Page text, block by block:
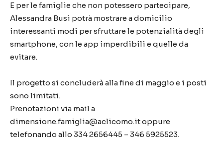
E per le famiglie che non potessero partecipare,
Alessandra Busi potrà mostrare a domicilio
interessanti modi per sfruttare le potenzialità degli
smartphone, con le app imperdibili e quelle da
evitare.
Il progetto si concluderà alla fine di maggio e i posti
sono limitati.
Prenotazioni via mail a
dimensione.famiglia@aclicomo.it oppure
telefonando allo 334 2656445 – 346 5925523.